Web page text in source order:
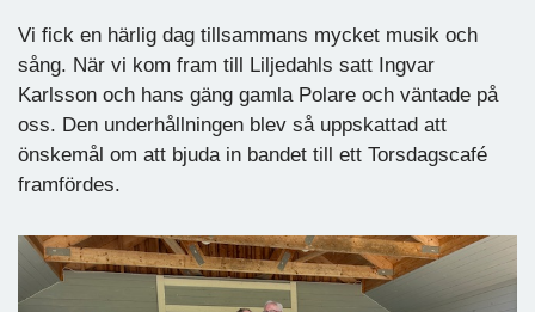
Vi fick en härlig dag tillsammans mycket musik och
sång. När vi kom fram till Liljedahls satt Ingvar
Karlsson och hans gäng gamla Polare och väntade på
oss. Den underhållningen blev så uppskattad att
önskemål om att bjuda in bandet till ett Torsdagscafé
framfördes.